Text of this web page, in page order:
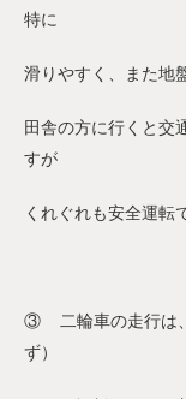
特に
滑りやすく、また地
田舎の方に行くと交
すが
くれぐれも安全運転
③ 二輪車の走行は、
ず）